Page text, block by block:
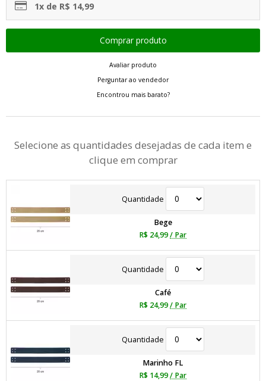
1x de R$ 14,99
Avaliar produto
Perguntar ao vendedor
Encontrou mais barato?
Selecione as quantidades desejadas de cada item e
clique em comprar
Quantidade
Bege
R$ 24,99/ Par
Quantidade
Café
R$ 24,99/ Par
Quantidade
Marinho FL
R$ 14,99/ Par